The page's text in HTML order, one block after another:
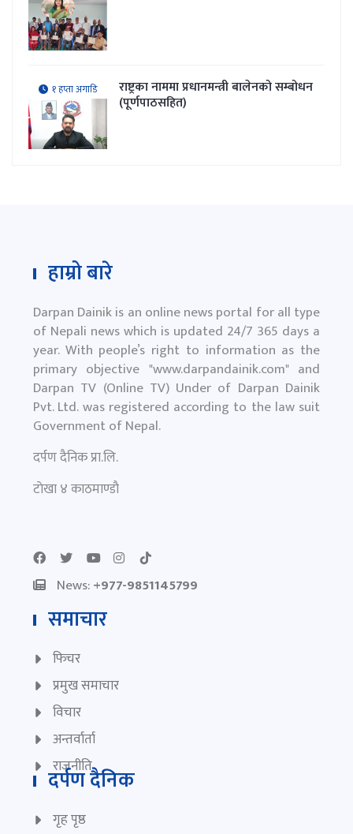
१ हप्ता अगाडि राष्ट्रका नाममा प्रधानमन्त्री बालेनको सम्बोधन
(पूर्णपाठसहित)
हाम्रो बारे
Darpan Dainik is an online news portal for all type
of Nepali news which is updated 24/7 365 days a
year. With people’s right to information as the
primary objective "www.darpandainik.com" and
Darpan TV (Online TV) Under of Darpan Dainik
Pvt. Ltd. was registered according to the law suit
Government of Nepal.
दर्पण दैनिक प्रा.लि.
टाेखा ४ काठमाण्डाै
News:+977-9851145799
समाचार
फिचर
प्रमुख समाचार
विचार
अन्तर्वार्ता
राजनीति
दर्पण दैनिक
गृह पृष्ठ